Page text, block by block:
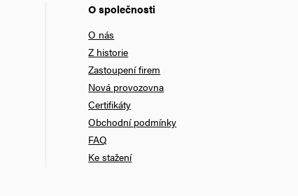
O společnosti
O nás
Z historie
Zastoupení firem
Nová provozovna
Certifikáty
Obchodní podmínky
FAQ
Ke stažení